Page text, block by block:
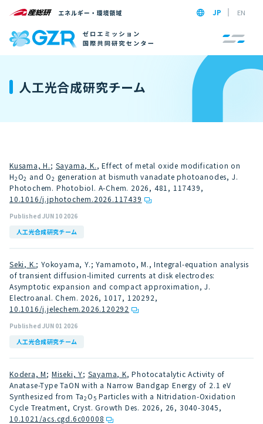
JP EN
人工光合成研究チーム
Kusama, H.; Sayama, K., Effect of metal oxide modification on
H2O2 and O2 generation at bismuth vanadate photoanodes, J.
Photochem. Photobiol. A-Chem. 2026, 481, 117439,
10.1016/j.jphotochem.2026.117439
Published JUN 10 2026
人工光合成研究チーム
Seki, K.; Yokoyama, Y.; Yamamoto, M., Integral-equation analysis
of transient diffusion-limited currents at disk electrodes:
Asymptotic expansion and compact approximation, J.
Electroanal. Chem. 2026, 1017, 120292,
10.1016/j.jelechem.2026.120292
Published JUN 01 2026
人工光合成研究チーム
Kodera, M; Miseki, Y; Sayama, K, Photocatalytic Activity of
Anatase-Type TaON with a Narrow Bandgap Energy of 2.1 eV
Synthesized from Ta2O5 Particles with a Nitridation-Oxidation
Cycle Treatment, Cryst. Growth Des. 2026, 26, 3040-3045,
10.1021/acs.cgd.6c00008